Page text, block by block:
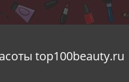
top100beauty.ru